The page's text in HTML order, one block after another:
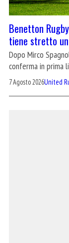
Benetton
tiene stretto
Dopo Mirco
conferma in prima
7 Agosto 2026United